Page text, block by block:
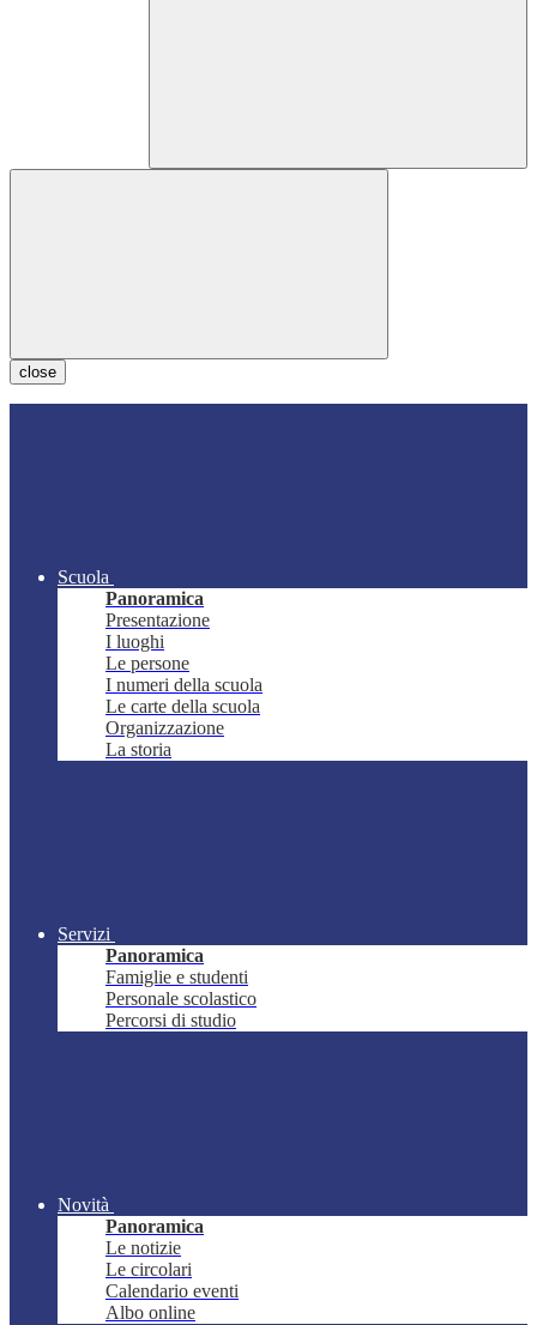
close
Scuola
Panoramica
Presentazione
I luoghi
Le persone
I numeri della scuola
Le carte della scuola
Organizzazione
La storia
Servizi
Panoramica
Famiglie e studenti
Personale scolastico
Percorsi di studio
Novità
Panoramica
Le notizie
Le circolari
Calendario eventi
Albo online